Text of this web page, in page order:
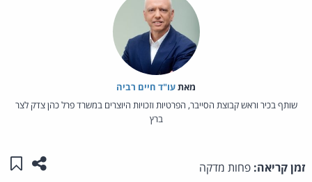
מאת‏עו"ד חיים רביה
שותף בכיר וראש קבוצת הסייבר, הפרטיות וזכויות היוצרים במשרד פרל כהן צדק לצר
ברץ
זמן קריאה: פחות מדקה שתפו